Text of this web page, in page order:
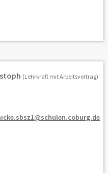
(Lehrkraft mit Arbeitsvertrag)